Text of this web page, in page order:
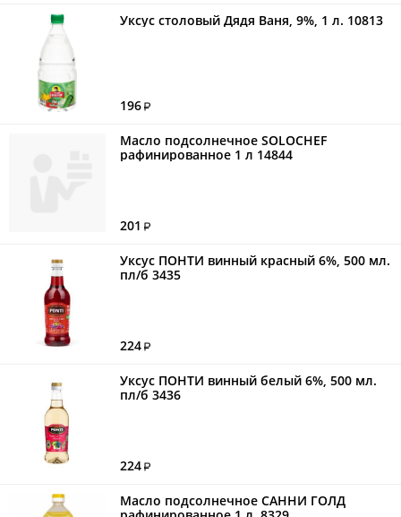
Уксус столовый Дядя Ваня, 9%, 1 л. 10813
196
Масло подсолнечное SOLOCHEF
рафинированное 1 л 14844
201
Уксус ПОНТИ винный красный 6%, 500 мл.
пл/б 3435
224
Уксус ПОНТИ винный белый 6%, 500 мл.
пл/б 3436
224
Масло подсолнечное САННИ ГОЛД